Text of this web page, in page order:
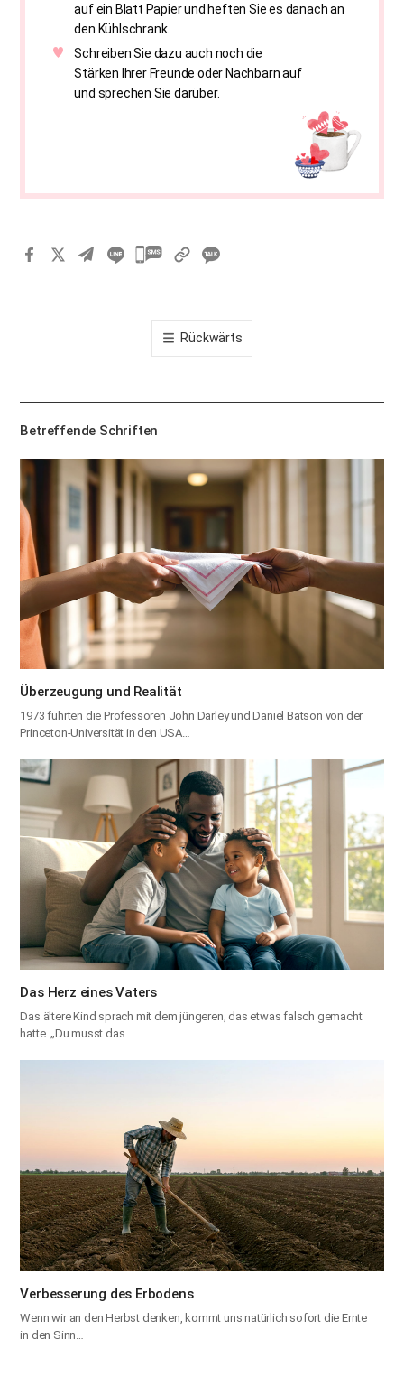
auf ein Blatt Papier und heften Sie es danach an
den Kühlschrank.
Schreiben Sie dazu auch noch die
Stärken Ihrer Freunde oder Nachbarn auf
und sprechen Sie darüber.
카
톡
공
기
Rückwärts
Betreffende Schriften
Überzeugung und Realität
1973 führten die Professoren John Darley und Daniel Batson von der
Princeton-Universität in den USA…
Das Herz eines Vaters
Das ältere Kind sprach mit dem jüngeren, das etwas falsch gemacht
hatte. „Du musst das…
Verbesserung des Erbodens
Wenn wir an den Herbst denken, kommt uns natürlich sofort die Ernte
in den Sinn…